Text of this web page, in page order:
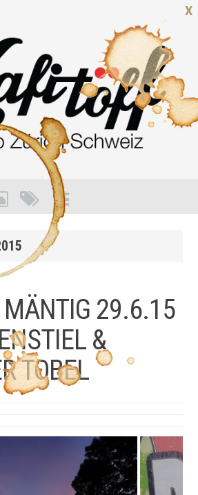
X
MÄNTIG 29.6.15
&
TOBEL